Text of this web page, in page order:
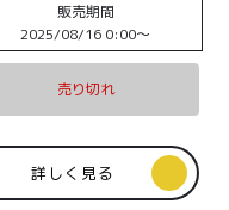
販売期間
2025/08/16 0:00〜
売り切れ
詳しく見る